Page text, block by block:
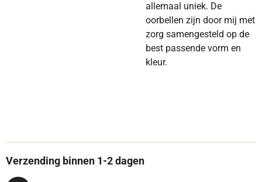
allemaal uniek. De
oorbellen zijn door mij met
zorg samengesteld op de
best passende vorm en
kleur.
Verzending binnen 1-2 dagen